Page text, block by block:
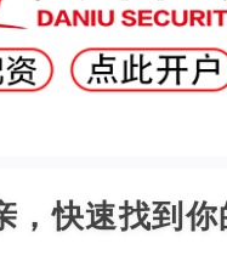
，快速找到你